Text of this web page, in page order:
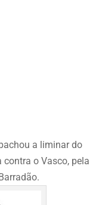
a liminar do
o Vasco, pela